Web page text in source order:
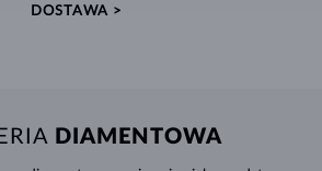
DOSTAWA >
DIAMENTOWA